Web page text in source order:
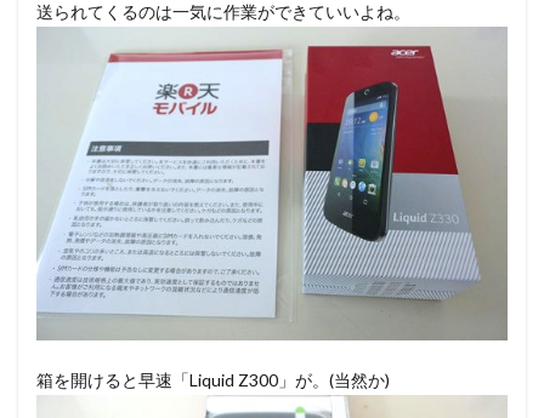
送られてくるのは一気に作業ができていいよね。
箱を開けると早速「Liquid Z300」が。(当然か)